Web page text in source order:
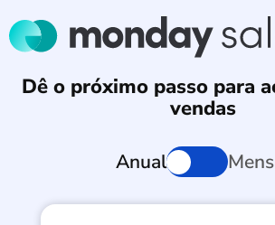
Dê o próximo passo para
vendas
Anual